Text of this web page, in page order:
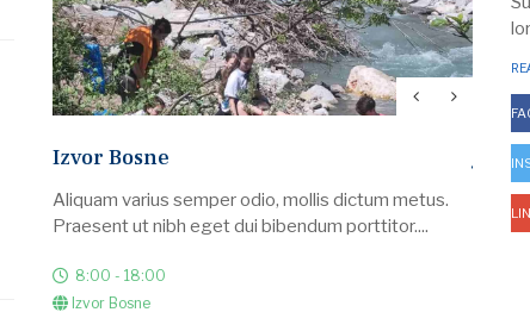
Izvor Bosne
Aliquam varius semper odio, mollis dictum metus.
Praesent ut nibh eget dui bibendum porttitor....
8:00 - 18:00
Izvor Bosne
U